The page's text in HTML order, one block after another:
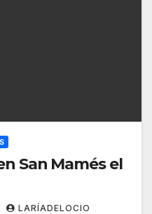
San Mamés el
LARÍADELOCIO